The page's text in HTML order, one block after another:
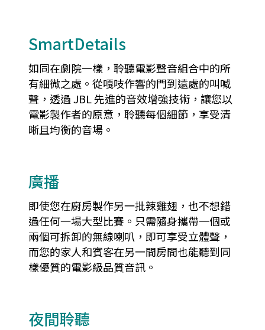
SmartDetails
如同在劇院一樣，聆聽電影聲音組合中的所
有細微之處。從嘎吱作響的門到遠處的叫喊
聲，透過 JBL 先進的音效增強技術，讓您以
電影製作者的原意，聆聽每個細節，享受清
晰且均衡的音場。
廣播
即使您在廚房製作另一批辣雞翅，也不想錯
過任何一場大型比賽。只需隨身攜帶一個或
兩個可拆卸的無線喇叭，即可享受立體聲，
而您的家人和賓客在另一間房間也能聽到同
樣優質的電影級品質音訊。
夜間聆聽